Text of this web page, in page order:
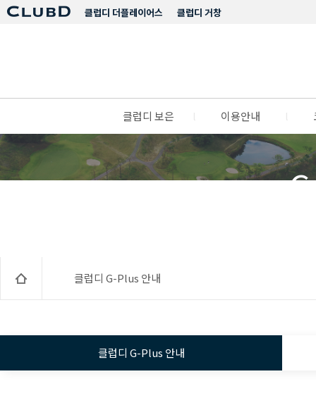
클럽디 거창
클럽디 더플레이어스
클럽디 보은 이용안내
클럽디 G-Plus 안내
클럽디 G-Plus 안내